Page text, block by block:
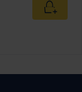
Ajouter